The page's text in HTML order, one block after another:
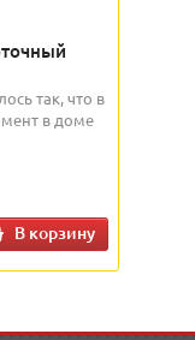
так, что в
в доме
В корзину